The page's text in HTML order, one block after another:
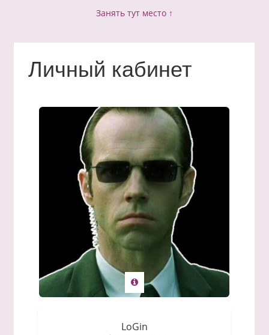
Занять тут место ↑
Личный кабинет
LoGin